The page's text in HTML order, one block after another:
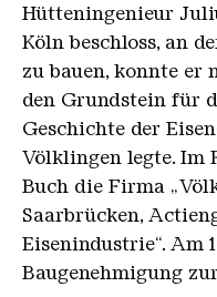
Hütteningenieur
Köln beschloss, an
zu bauen, konnte er
den Grundstein für
Geschichte der
Völklingen legte. Im
Buch die Firma
Saarbrücken,
Eisenindustrie“. Am
Baugenehmigung